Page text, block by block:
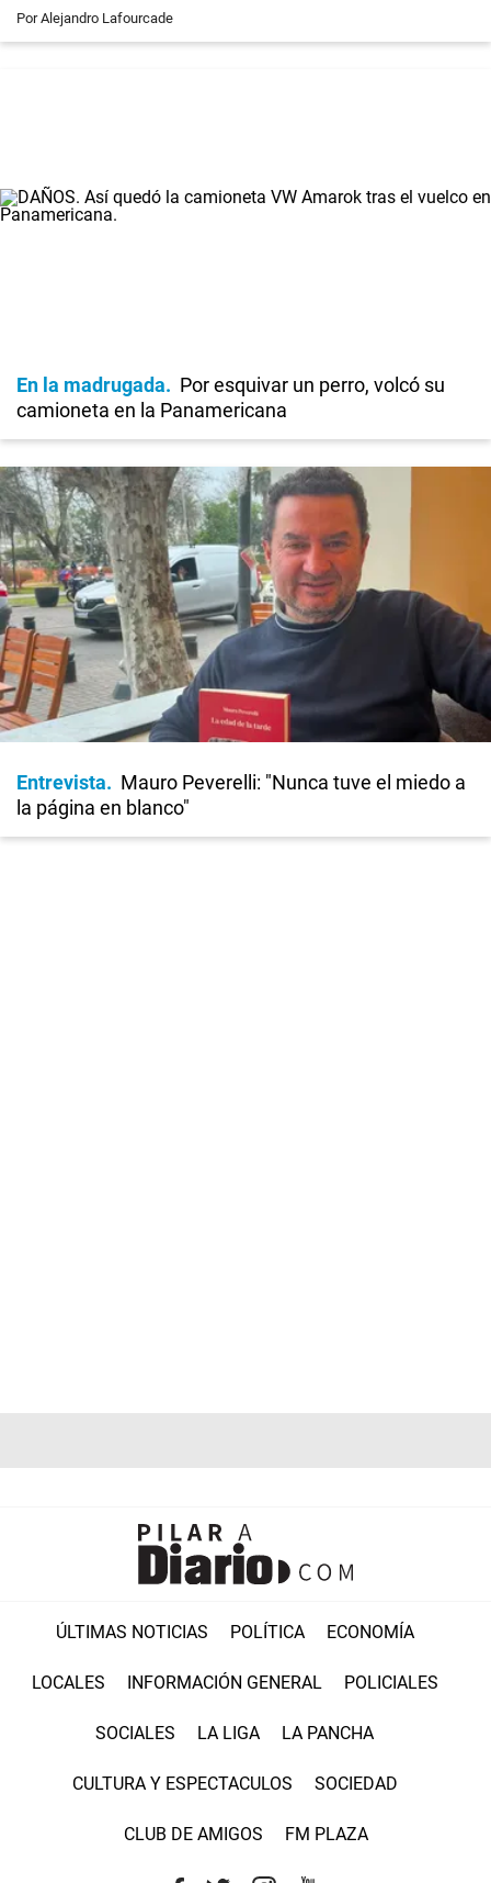
Por Alejandro Lafourcade
En la madrugada
Por esquivar un perro, volcó su
camioneta en la Panamericana
Entrevista
Mauro Peverelli: "Nunca tuve el miedo a
la página en blanco"
ÚLTIMAS NOTICIAS POLÍTICA ECONOMÍA
LOCALES INFORMACIÓN GENERAL POLICIALES
SOCIALES LA LIGA LA PANCHA
CULTURA Y ESPECTACULOS SOCIEDAD
CLUB DE AMIGOS FM PLAZA